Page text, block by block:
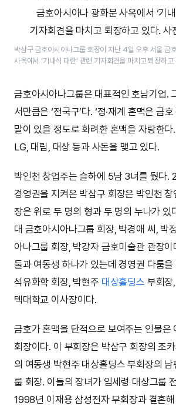
박삼구 금호아시아나그룹 회장이 지난 4일 오후 서울 금
사옥에서 ‘기내식 대란’​ 관련 기자회견을 마치고 퇴장하
금호아시아나그룹은 대표적인 호남기업.
서만큼은 ‘전국구’다. ‘정·재계 혼맥은 금
말이 있을 정도로 화려한 혼맥을 자랑한다
LG, 대림, 대상 등과 사돈을 맺고 있다.
박인천 창업주는 슬하에 5남 3녀를 뒀다.
경영권을 지켜온 박삼구 회장은 박인천
장은 위로 두 명의 형과 두 명의 누나가 있
대 금호아시아나그룹 회장, 박경애 씨, 박
아나그룹 회장, 박강자 금호미술관 관장이
둘과 여동생 하나가 있는데 경영권 다툼
석유화학 회장, 박현주 대상홀딩스 부회장
텍대학교 이사장이다.
금호가 혼맥을 단적으로 보여주는 인물은
회장이다. 이 부회장은 박삼구 회장의 조
의 여동생 박현주 대상홀딩스 부회장의
룹 회장. 이들의 장녀가 임세령 대상그룹
1998년 이재용 삼성전자 부회장과 결혼